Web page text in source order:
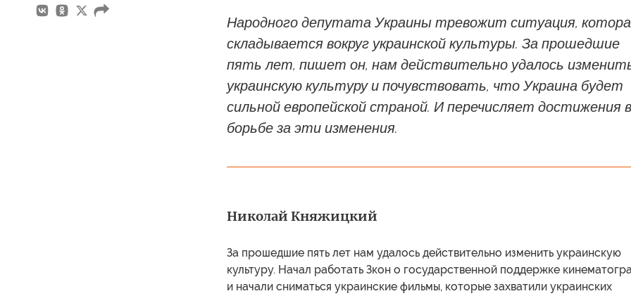
Народного депутата Украины тревожит ситуация,
складывается вокруг украинской культуры. За прошедшие
пять лет, пишет он, нам действительно удалось
украинскую культуру и почувствовать, что Украина будет
сильной европейской страной. И перечисляет достижения в
борьбе за эти изменения.
Николай Княжицкий
За прошедшие пять лет нам удалось действительно изменить украинскую
культуру. Начал работать Зкон о государственной поддержке
и начали сниматься украинские фильмы, которые захватили украинских